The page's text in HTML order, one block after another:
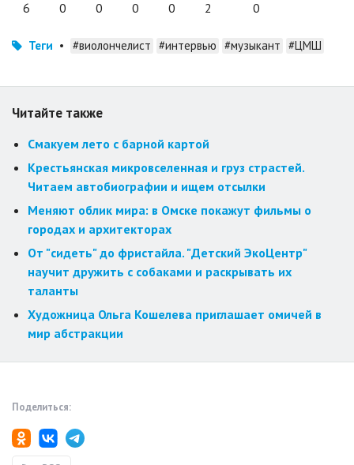
6 0 0 0 0 2 0
Теги • #виолончелист #интервью #музыкант #ЦМШ
Читайте также
Смакуем лето с барной картой
Крестьянская микровселенная и груз страстей.
Читаем автобиографии и ищем отсылки
Меняют облик мира: в Омске покажут фильмы о
городах и архитекторах
От "сидеть" до фристайла. "Детский ЭкоЦентр"
научит дружить с собаками и раскрывать их
таланты
Художница Ольга Кошелева приглашает омичей в
мир абстракции
Поделиться: